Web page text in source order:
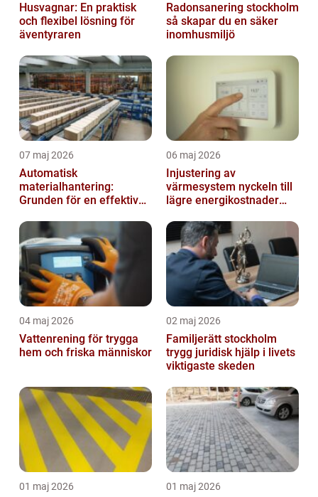
Husvagnar: En praktisk
och flexibel lösning för
äventyraren
Radonsanering stockholm
så skapar du en säker
inomhusmiljö
07 maj 2026
Automatisk
materialhantering:
Grunden för en effektiv
06 maj 2026
Injustering av
värmesystem nyckeln till
lägre energikostnader
inomhusklimat
04 maj 2026
Vattenrening för trygga
hem och friska människor
02 maj 2026
Familjerätt stockholm
trygg juridisk hjälp i livets
viktigaste skeden
01 maj 2026 01 maj 2026